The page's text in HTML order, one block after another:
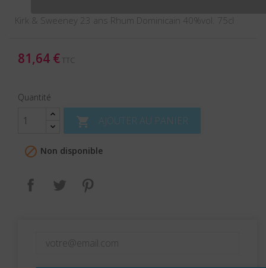
Kirk & Sweeney 23 ans Rhum Dominicain 40%vol. 75cl
81,64 € TTC
Quantité
 AJOUTER AU PANIER
 Non disponible
Partager Tweet